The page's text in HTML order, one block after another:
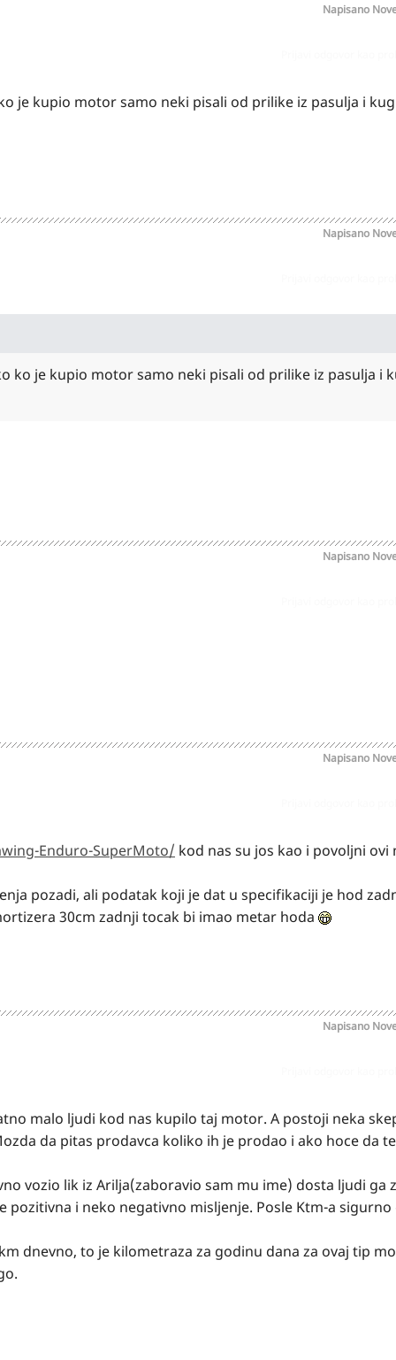
Napisano
je kupio motor samo neki pisali od prilike iz pasulja i
Napisano
ko je kupio motor samo neki pisali od prilike iz pasulja i
Napisano
Napisano
Enduro-SuperMoto/ kod nas su jos kao i povoljni
pozadi, ali podatak koji je dat u specifikaciji je hod
30cm zadnji tocak bi imao metar hoda
Napisano
malo ljudi kod nas kupilo taj motor. A postoji neka
da pitas prodavca koliko ih je prodao i ako hoce da
vozio lik iz Arilja(zaboravio sam mu ime) dosta ljudi ga
i neko negativno misljenje. Posle Ktm-a sigurno
dnevno, to je kilometraza za godinu dana za ovaj tip